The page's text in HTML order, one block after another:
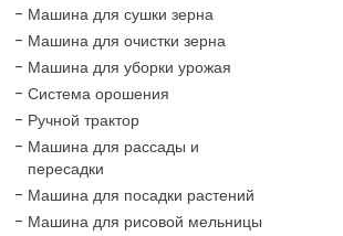
Машина для сушки зерна
Машина для очистки зерна
Машина для уборки урожая
Система орошения
Ручной трактор
Машина для рассады и
пересадки
Машина для посадки растений
Машина для рисовой мельницы